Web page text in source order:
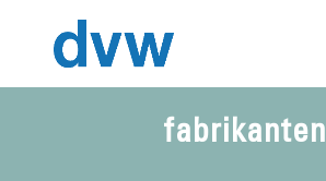
fabrikanten